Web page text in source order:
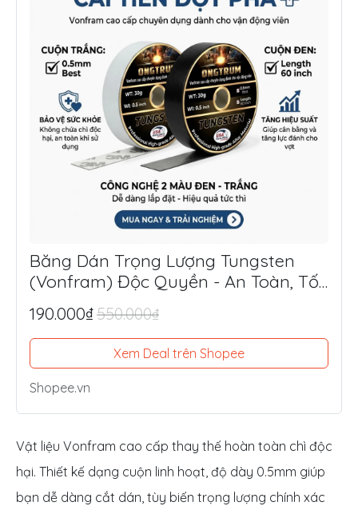
Băng Dán Trọng Lượng Tungsten
(Vonfram) Độc Quyền - An Toàn, Tối
Ưu Lực Đánh, Điểm Ngọt
190.000₫550.000₫
Xem Deal trên Shopee
Shopee.vn
Vật liệu Vonfram cao cấp thay thế hoàn toàn chì độc
hại. Thiết kế dạng cuộn linh hoạt, độ dày 0.5mm giúp
bạn dễ dàng cắt dán, tùy biến trọng lượng chính xác